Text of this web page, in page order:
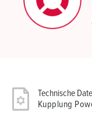
Technische
Kupplung